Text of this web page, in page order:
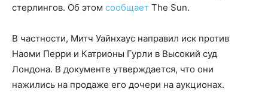
стерлингов. Об этом сообщает The Sun.
В частности, Митч Уайнхаус направил иск против
Наоми Перри и Катрионы Гурли в Высокий суд
Лондона. В документе утверждается, что они
нажились на продаже его дочери на аукционах.